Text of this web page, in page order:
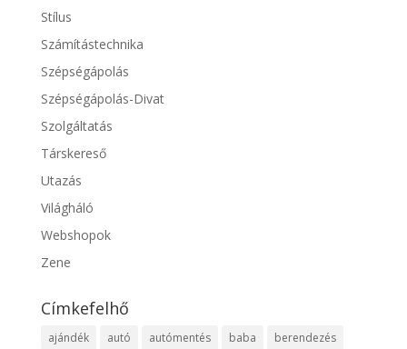
Stílus
Számítástechnika
Szépségápolás
Szépségápolás-Divat
Szolgáltatás
Társkereső
Utazás
Világháló
Webshopok
Zene
Címkefelhő
ajándék autó autómentés baba berendezés